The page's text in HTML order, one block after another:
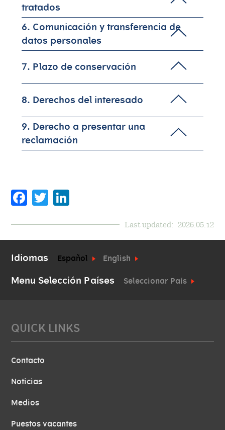
tratados
6. Comunicación y transferencia de
datos personales
7. Plazo de conservación
8. Derechos del interesado
9. Derecho a presentar una
reclamación
Facebook
Twitter
Last updated: 2026.05.12
Idiomas Español English
Menu Selección Países Seleccionar País
QUICK LINKS
Contacto
Noticias
Medios
Puestos vacantes